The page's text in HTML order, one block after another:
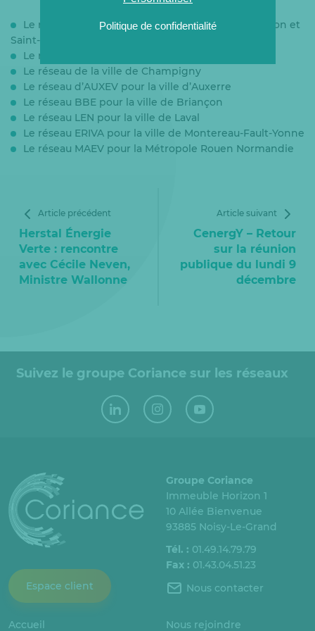
Le réseau ABES pour la ville d’Andrézieux Bouthéon et
Saint-Étienne Métropole
Le réseau d’ENERIANCE pour Toulouse Métropole
Le réseau de la ville de Champigny
Le réseau d’AUXEV pour la ville d’Auxerre
Le réseau BBE pour la ville de Briançon
Le réseau LEN pour la ville de Laval
Le réseau ERIVA pour la ville de Montereau-Fault-Yonne
Le réseau MAEV pour la Métropole Rouen Normandie
Article précédent
Herstal Énergie
Verte : rencontre
avec Cécile Neven,
Ministre Wallonne
Article suivant
CenergY – Retour
sur la réunion
publique du lundi 9
décembre
Suivez le groupe Coriance sur les réseaux
Espace client
Groupe Coriance
Immeuble Horizon 1
10 Allée Bienvenue
93885 Noisy-Le-Grand
Tél. : 01.49.14.79.79
Fax : 01.43.04.51.23
Nous contacter
Accueil Nous rejoindre
Politique de confidentialité